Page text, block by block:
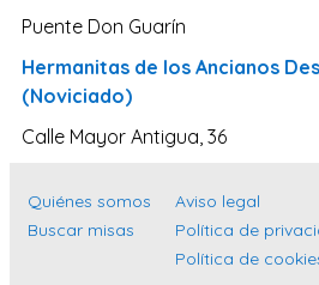
Alicante
Toledo
Murcia
Puente Don Guarín
Hermanitas de los Ancianos
(Noviciado)
Calle Mayor Antigua, 36
Quiénes somos
Buscar misas
Aviso legal
Política de
Política de